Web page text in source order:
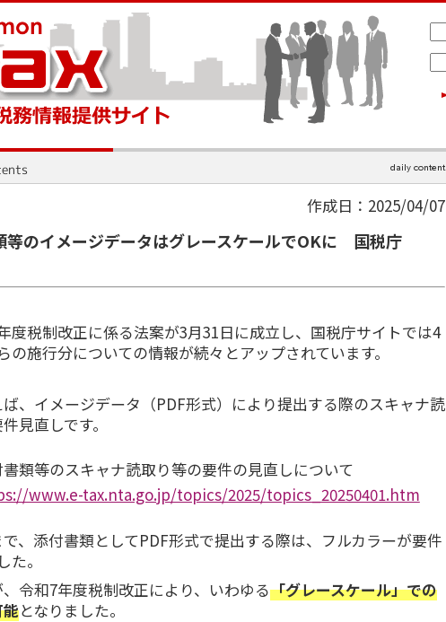
作成日：2025/04/07
等のイメージデータはグレースケールでOKに 国税庁
度税制改正に係る法案が3月31日に成立し、国税庁サイトでは4
の施行分についての情報が続々とアップされています。
、イメージデータ（PDF形式）により提出する際のスキャナ読
見直しです。
類等のスキャナ読取り等の要件の見直しについて
www.e-tax.nta.go.jp/topics/2025/topics_20250401.htm
で、添付書類としてPDF形式で提出する際は、フルカラーが要件
た。
、令和7年度税制改正により、いわゆる「グレースケール」での
となりました。